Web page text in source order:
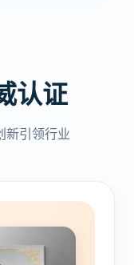
认证
新引领行业